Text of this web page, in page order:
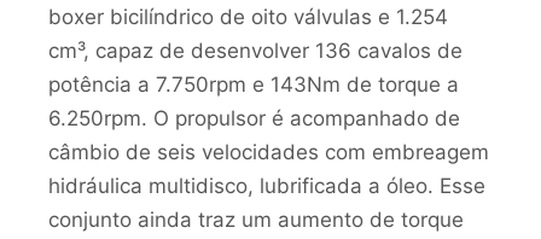
boxer bicilíndrico de oito válvulas e 1.254
cm³, capaz de desenvolver 136 cavalos de
potência a 7.750rpm e 143Nm de torque a
6.250rpm. O propulsor é acompanhado de
câmbio de seis velocidades com embreagem
hidráulica multidisco, lubrificada a óleo. Esse
conjunto ainda traz um aumento de torque